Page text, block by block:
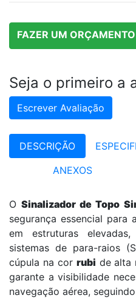
FAZER UM ORÇAMENTO
Seja o primeiro a
Escrever Avaliação
DESCRIÇÃO
ANEXOS
OSinalizador de Topo
segurança essencial para
em estruturas
sistemas de para-raios
cúpula na cor rubi de alta
garante a visibilidade
navegação aérea,